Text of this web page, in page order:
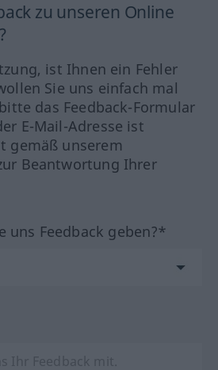
zu unseren Online
ist Ihnen ein Fehler
Sie uns einfach mal
das Feedback-Formular
E-Mail-Adresse ist
gemäß unserem
Beantwortung Ihrer
uns Feedback geben?*